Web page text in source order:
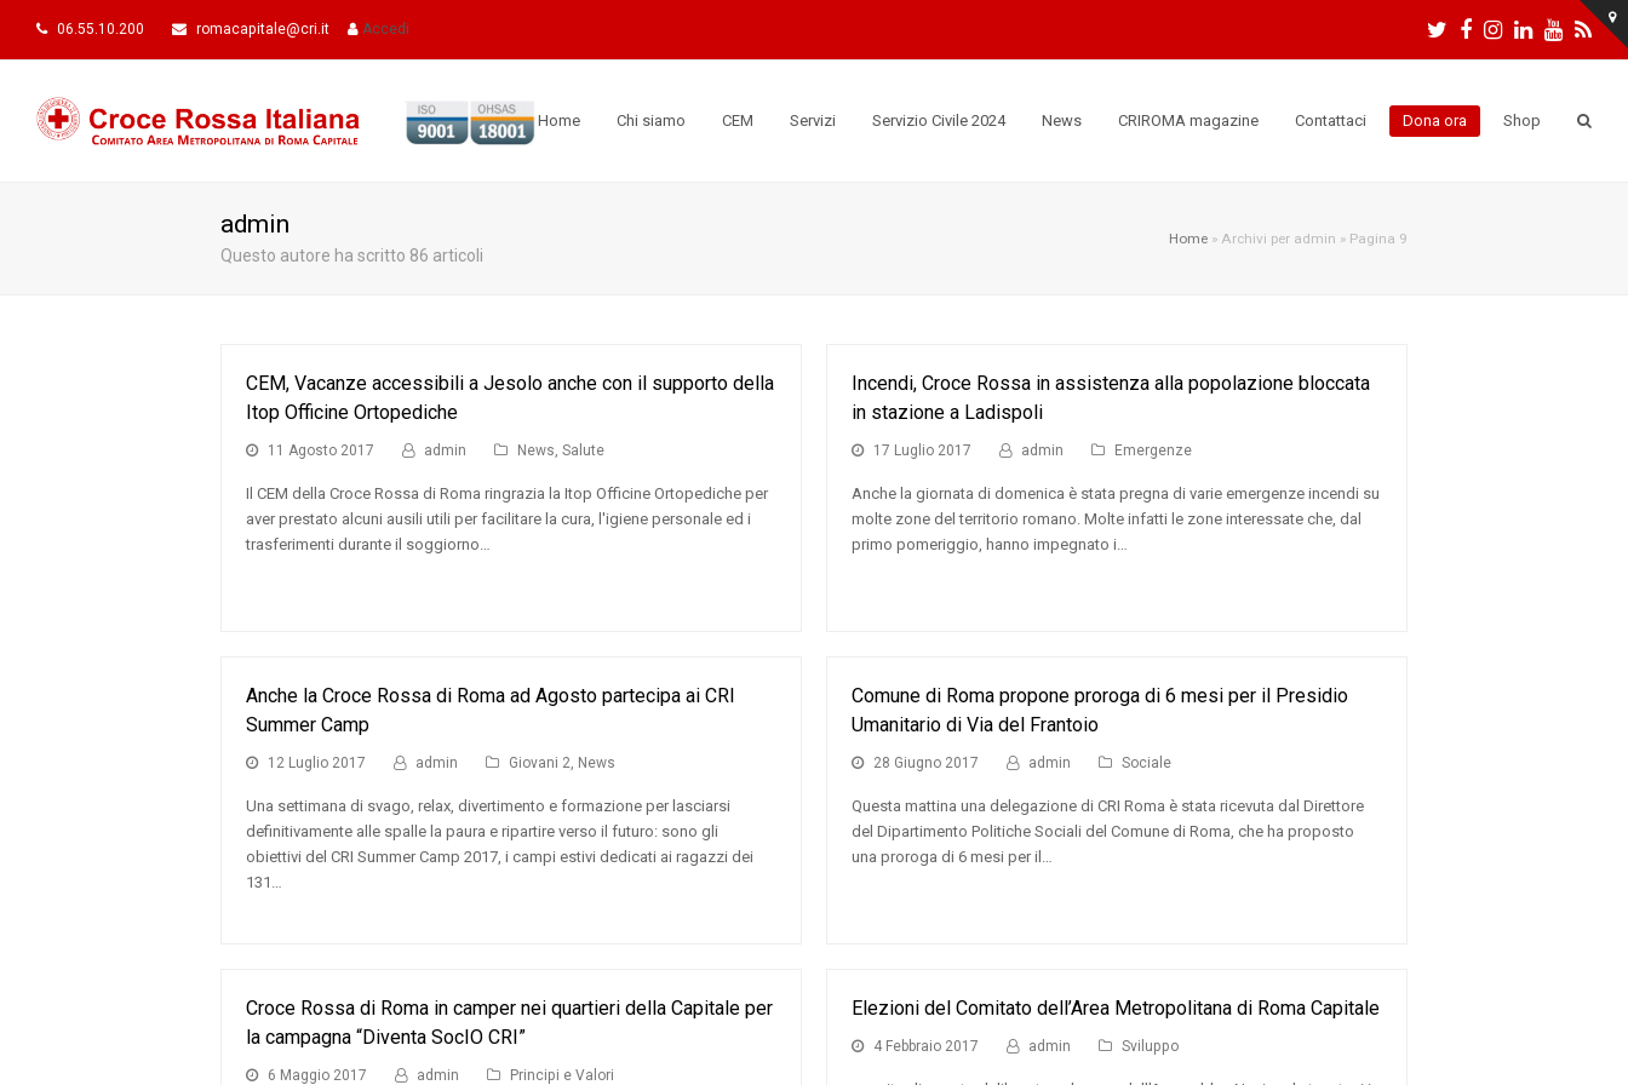
06.55.10.200 romacapitale@cri.it Accedi Twitter
Facebook
Instagram
LinkedIn
Home Chi siamo CEM Servizi Servizio Civile 2024 News CRIROMA magazine Contattaci Dona ora Shop
admin
Questo autore ha scritto 86 articoli
Home » Archivi per admin » Pagina 9
CEM, Vacanze accessibili a Jesolo anche con il supporto della
Itop Officine Ortopediche
11 Agosto 2017 admin News, Salute
Il CEM della Croce Rossa di Roma ringrazia la Itop Officine Ortopediche per
aver prestato alcuni ausili utili per facilitare la cura, l'igiene personale ed i
trasferimenti durante il soggiorno…
Incendi, Croce Rossa in assistenza alla popolazione bloccata
in stazione a Ladispoli
17 Luglio 2017 admin Emergenze
Anche la giornata di domenica è stata pregna di varie emergenze incendi su
molte zone del territorio romano. Molte infatti le zone interessate che, dal
primo pomeriggio, hanno impegnato i…
Anche la Croce Rossa di Roma ad Agosto partecipa ai CRI
Summer Camp
12 Luglio 2017 admin Giovani 2, News
Una settimana di svago, relax, divertimento e formazione per lasciarsi
definitivamente alle spalle la paura e ripartire verso il futuro: sono gli
obiettivi del CRI Summer Camp 2017, i campi estivi dedicati ai ragazzi dei
131…
Comune di Roma propone proroga di 6 mesi per il Presidio
Umanitario di Via del Frantoio
28 Giugno 2017 admin Sociale
Questa mattina una delegazione di CRI Roma è stata ricevuta dal Direttore
del Dipartimento Politiche Sociali del Comune di Roma, che ha proposto
una proroga di 6 mesi per il…
Croce Rossa di Roma in camper nei quartieri della Capitale per
la campagna “Diventa SocIO CRI”
6 Maggio 2017 admin Principi e Valori
Elezioni del Comitato dell’Area Metropolitana di Roma Capitale
4 Febbraio 2017 admin Sviluppo